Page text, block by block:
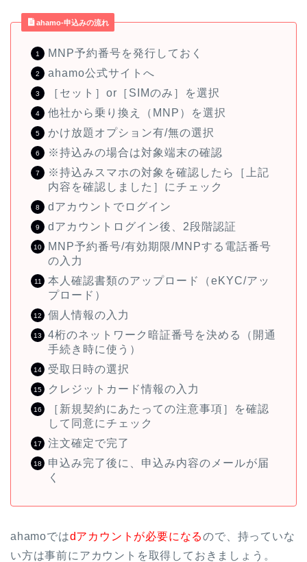
ahamo-申込みの流れ
MNP予約番号を発行しておく
ahamo公式サイトへ
［セット］or［SIMのみ］を選択
他社から乗り換え（MNP）を選択
かけ放題オプション有/無の選択
※持込みの場合は対象端末の確認
※持込みスマホの対象を確認したら［上記
内容を確認しました］にチェック
dアカウントでログイン
dアカウントログイン後、2段階認証
MNP予約番号/有効期限/MNPする電話番号
の入力
本人確認書類のアップロード（eKYC/アッ
プロード）
個人情報の入力
4桁のネットワーク暗証番号を決める（開通
手続き時に使う）
受取日時の選択
クレジットカード情報の入力
［新規契約にあたっての注意事項］を確認
して同意にチェック
注文確定で完了
申込み完了後に、申込み内容のメールが届
く
ahamoではdアカウントが必要になるので、持っていな
い方は事前にアカウントを取得しておきましょう。